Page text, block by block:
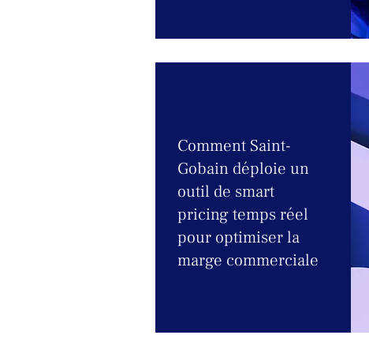
Comment Saint-
Gobain déploie un
outil de smart
pricing temps réel
pour optimiser la
marge commerciale